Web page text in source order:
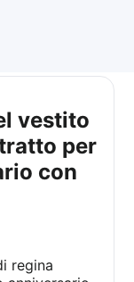
vestito
per
con